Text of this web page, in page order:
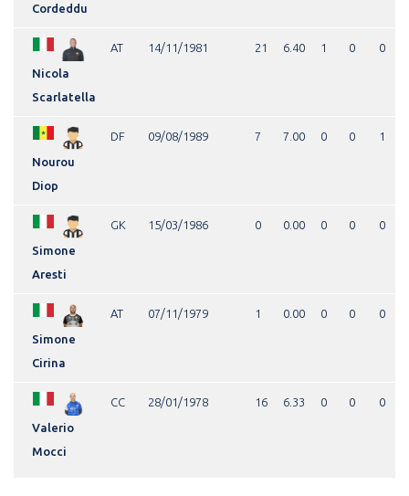
Cordeddu
Nicola
Scarlatella
AT 14/11/1981 21 6.40 1 0 0
Nourou
Diop
DF 09/08/1989 7 7.00 0 0 1
Simone
Aresti
GK 15/03/1986 0 0.00 0 0 0
Simone
Cirina
AT 07/11/1979 1 0.00 0 0 0
Valerio
Mocci
CC 28/01/1978 16 6.33 0 0 0